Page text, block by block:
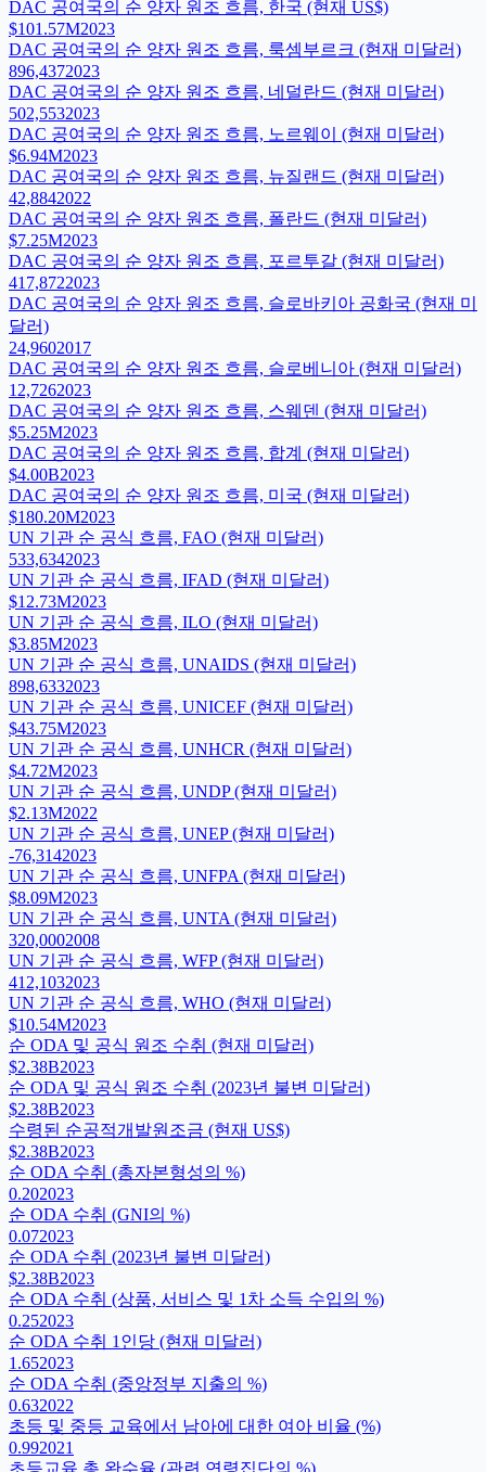
DAC 공여국의 순 양자 원조 흐름, 한국 (현재 US$)
$101.57M2023
DAC 공여국의 순 양자 원조 흐름, 룩셈부르크 (현재 미달러)
896,4372023
DAC 공여국의 순 양자 원조 흐름, 네덜란드 (현재 미달러)
502,5532023
DAC 공여국의 순 양자 원조 흐름, 노르웨이 (현재 미달러)
$6.94M2023
DAC 공여국의 순 양자 원조 흐름, 뉴질랜드 (현재 미달러)
42,8842022
DAC 공여국의 순 양자 원조 흐름, 폴란드 (현재 미달러)
$7.25M2023
DAC 공여국의 순 양자 원조 흐름, 포르투갈 (현재 미달러)
417,8722023
DAC 공여국의 순 양자 원조 흐름, 슬로바키아 공화국 (현재 미
달러)
24,9602017
DAC 공여국의 순 양자 원조 흐름, 슬로베니아 (현재 미달러)
12,7262023
DAC 공여국의 순 양자 원조 흐름, 스웨덴 (현재 미달러)
$5.25M2023
DAC 공여국의 순 양자 원조 흐름, 합계 (현재 미달러)
$4.00B2023
DAC 공여국의 순 양자 원조 흐름, 미국 (현재 미달러)
$180.20M2023
UN 기관 순 공식 흐름, FAO (현재 미달러)
533,6342023
UN 기관 순 공식 흐름, IFAD (현재 미달러)
$12.73M2023
UN 기관 순 공식 흐름, ILO (현재 미달러)
$3.85M2023
UN 기관 순 공식 흐름, UNAIDS (현재 미달러)
898,6332023
UN 기관 순 공식 흐름, UNICEF (현재 미달러)
$43.75M2023
UN 기관 순 공식 흐름, UNHCR (현재 미달러)
$4.72M2023
UN 기관 순 공식 흐름, UNDP (현재 미달러)
$2.13M2022
UN 기관 순 공식 흐름, UNEP (현재 미달러)
-76,3142023
UN 기관 순 공식 흐름, UNFPA (현재 미달러)
$8.09M2023
UN 기관 순 공식 흐름, UNTA (현재 미달러)
320,0002008
UN 기관 순 공식 흐름, WFP (현재 미달러)
412,1032023
UN 기관 순 공식 흐름, WHO (현재 미달러)
$10.54M2023
순 ODA 및 공식 원조 수취 (현재 미달러)
$2.38B2023
순 ODA 및 공식 원조 수취 (2023년 불변 미달러)
$2.38B2023
수령된 순공적개발원조금 (현재 US$)
$2.38B2023
순 ODA 수취 (총자본형성의 %)
0.202023
순 ODA 수취 (GNI의 %)
0.072023
순 ODA 수취 (2023년 불변 미달러)
$2.38B2023
순 ODA 수취 (상품, 서비스 및 1차 소득 수입의 %)
0.252023
순 ODA 수취 1인당 (현재 미달러)
1.652023
순 ODA 수취 (중앙정부 지출의 %)
0.632022
초등 및 중등 교육에서 남아에 대한 여아 비율 (%)
0.992021
초등교육 총 완수율 (관련 연령집단의 %)